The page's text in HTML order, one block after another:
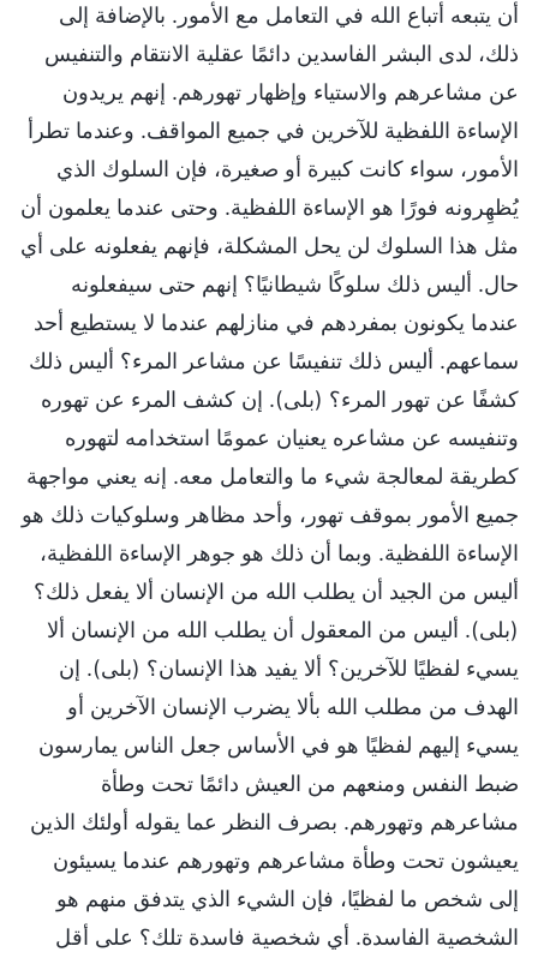
أن يتبعه أتباع الله في التعامل مع الأمور. بالإضافة إلى
ذلك، لدى البشر الفاسدين دائمًا عقلية الانتقام والتنفيس
عن مشاعرهم والاستياء وإظهار تهورهم. إنهم يريدون
الإساءة اللفظية للآخرين في جميع المواقف. وعندما تطرأ
الأمور، سواء كانت كبيرة أو صغيرة، فإن السلوك الذي
يُظهِرونه فورًا هو الإساءة اللفظية. وحتى عندما يعلمون أن
مثل هذا السلوك لن يحل المشكلة، فإنهم يفعلونه على أي
حال. أليس ذلك سلوكًا شيطانيًا؟ إنهم حتى سيفعلونه
عندما يكونون بمفردهم في منازلهم عندما لا يستطيع أحد
سماعهم. أليس ذلك تنفيسًا عن مشاعر المرء؟ أليس ذلك
كشفًا عن تهور المرء؟ (بلى). إن كشف المرء عن تهوره
وتنفيسه عن مشاعره يعنيان عمومًا استخدامه لتهوره
كطريقة لمعالجة شيء ما والتعامل معه. إنه يعني مواجهة
جميع الأمور بموقف تهور، وأحد مظاهر وسلوكيات ذلك هو
الإساءة اللفظية. وبما أن ذلك هو جوهر الإساءة اللفظية،
أليس من الجيد أن يطلب الله من الإنسان ألا يفعل ذلك؟
(بلى). أليس من المعقول أن يطلب الله من الإنسان ألا
يسيء لفظيًا للآخرين؟ ألا يفيد هذا الإنسان؟ (بلى). إن
الهدف من مطلب الله بألا يضرب الإنسان الآخرين أو
يسيء إليهم لفظيًا هو في الأساس جعل الناس يمارسون
ضبط النفس ومنعهم من العيش دائمًا تحت وطأة
مشاعرهم وتهورهم. بصرف النظر عما يقوله أولئك الذين
يعيشون تحت وطأة مشاعرهم وتهورهم عندما يسيئون
إلى شخص ما لفظيًا، فإن الشيء الذي يتدفق منهم هو
الشخصية الفاسدة. أي شخصية فاسدة تلك؟ على أقل